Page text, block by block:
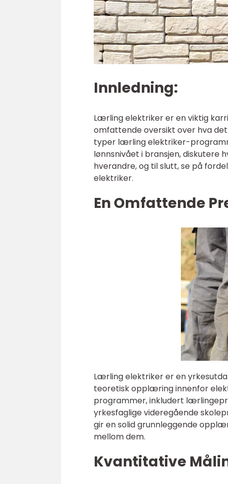
Innledning:
Lærling elektriker er en viktig
omfattende oversikt over hva
typer lærling elektriker-
lønnsnivået i bransjen, diskutere
hverandre, og til slutt, se på
elektriker.
En Omfattende
Lærling elektriker er en
teoretisk opplæring innenfor
programmer, inkludert
yrkesfaglige videregående
gir en solid grunnleggende
mellom dem.
Kvantitative